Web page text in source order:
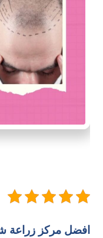
افضل مركز زراعة